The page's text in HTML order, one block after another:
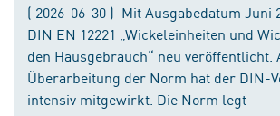
( 2026-06-30 ) Mit Ausgabedatum Juni
DIN EN 12221 „Wickeleinheiten und
den Hausgebrauch“ neu veröffentlicht.
Überarbeitung der Norm hat der DIN-
intensiv mitgewirkt. Die Norm legt